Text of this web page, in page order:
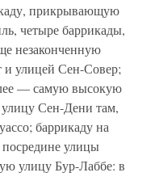
прикрывающую
четыре баррикады,
незаконченную
улицей Сен-Совер;
— самую высокую
Сен-Дени там,
баррикаду на
улицы
улицу Бур-Лаббе: в